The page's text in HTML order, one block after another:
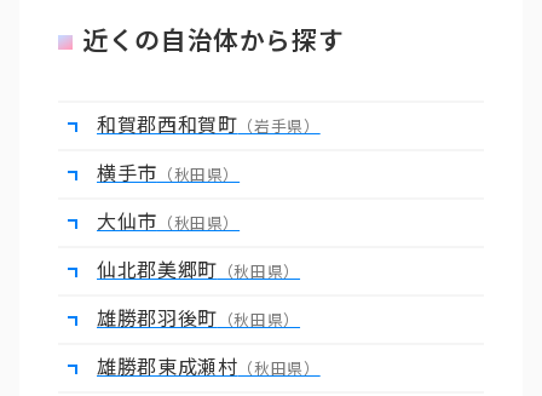
近くの自治体から探す
和賀郡西和賀町 （岩手県）
横手市 （秋田県）
大仙市 （秋田県）
仙北郡美郷町 （秋田県）
雄勝郡羽後町 （秋田県）
雄勝郡東成瀬村 （秋田県）